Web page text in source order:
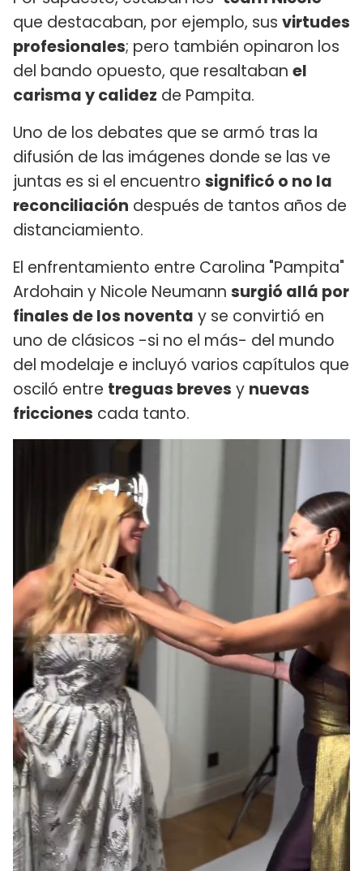
que destacaban, por ejemplo, sus virtudes
profesionales; pero también opinaron los
del bando opuesto, que resaltaban el
carisma y calidez de Pampita.
Uno de los debates que se armó tras la
difusión de las imágenes donde se las ve
juntas es si el encuentro significó o no la
reconciliación después de tantos años de
distanciamiento.
El enfrentamiento entre Carolina "Pampita"
Ardohain y Nicole Neumann surgió allá por
finales de los noventa y se convirtió en
uno de clásicos -si no el más- del mundo
del modelaje e incluyó varios capítulos que
osciló entre treguas breves y nuevas
fricciones cada tanto.